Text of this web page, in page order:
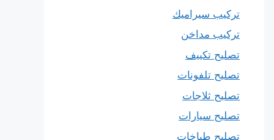
تركيب سيراميك
تركيب مداخن
تصليح تكييف
تصليح تلفونات
تصليح ثلاجات
تصليح سيارات
تصليح طباخات